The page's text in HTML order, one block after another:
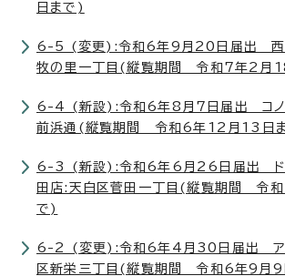
日まで)
6-5 (変更):令和6年9月20日届出 西
牧の里一丁目(縦覧期間 令和7年2月
6-4 (新設):令和6年8月7日届出 コノ
前浜通(縦覧期間 令和6年12月13日
6-3 (新設):令和6年6月26日届出 ド
田店:天白区菅田一丁目(縦覧期間 令
で)
6-2 (変更):令和6年4月30日届出 ア
区新栄三丁目(縦覧期間 令和6年9月9